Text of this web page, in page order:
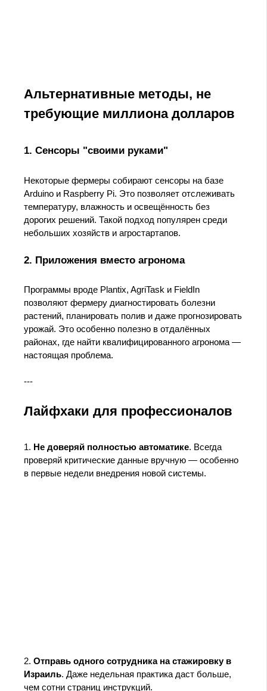
Альтернативные методы, не
требующие миллиона долларов
1. Сенсоры "своими руками"
Некоторые фермеры собирают сенсоры на базе
Arduino и Raspberry Pi. Это позволяет отслеживать
температуру, влажность и освещённость без
дорогих решений. Такой подход популярен среди
небольших хозяйств и агростартапов.
2. Приложения вместо агронома
Программы вроде Plantix, AgriTask и FieldIn
позволяют фермеру диагностировать болезни
растений, планировать полив и даже прогнозировать
урожай. Это особенно полезно в отдалённых
районах, где найти квалифицированного агронома —
настоящая проблема.
---
Лайфхаки для профессионалов
1. Не доверяй полностью автоматике. Всегда
проверяй критические данные вручную — особенно
в первые недели внедрения новой системы.
2. Отправь одного сотрудника на стажировку в
Израиль. Даже недельная практика даст больше,
чем сотни страниц инструкций.